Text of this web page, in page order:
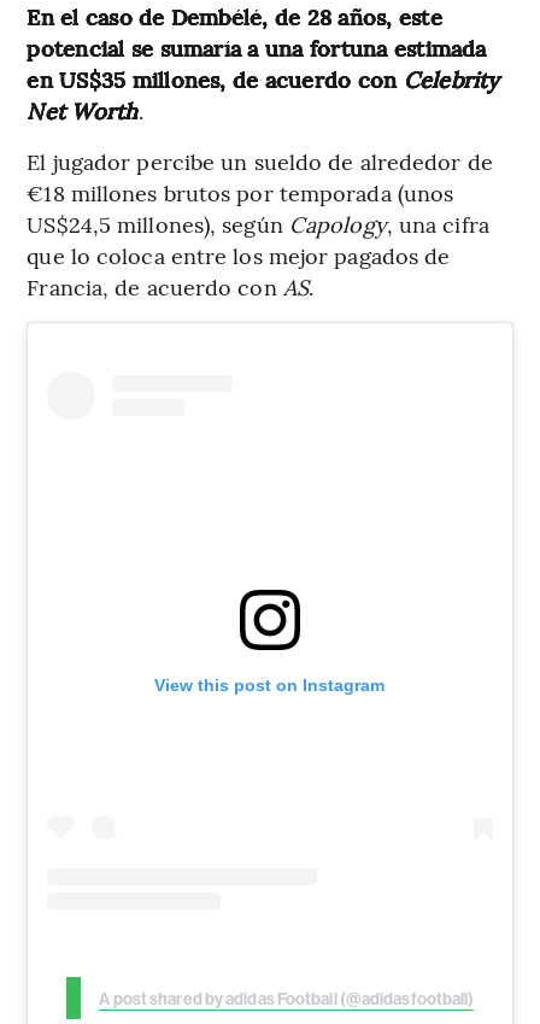
En el caso de Dembélé, de 28 años, este
potencial se sumaría a una fortuna estimada
en US$35 millones, de acuerdo con Celebrity
Net Worth.
El jugador percibe un sueldo de alrededor de
€18 millones brutos por temporada (unos
US$24,5 millones), según Capology, una cifra
que lo coloca entre los mejor pagados de
Francia, de acuerdo con AS.
View this post on Instagram
A post shared by adidas Football (@adidasfootball)